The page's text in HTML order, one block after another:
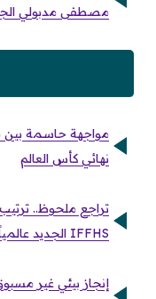
مصطفى مدبولي
مواجهة حاسمة بين
نهائي كأس العالم
تراجع ملحوظ.. ترتيب
IFFHS الجديد عالمياً
إنجاز بيئي غير